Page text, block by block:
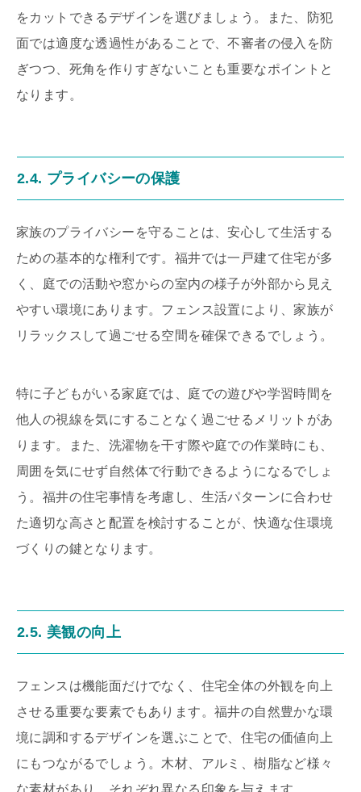
をカットできるデザインを選びましょう。また、防犯
面では適度な透過性があることで、不審者の侵入を防
ぎつつ、死角を作りすぎないことも重要なポイントと
なります。
2.4. プライバシーの保護
家族のプライバシーを守ることは、安心して生活する
ための基本的な権利です。福井では一戸建て住宅が多
く、庭での活動や窓からの室内の様子が外部から見え
やすい環境にあります。フェンス設置により、家族が
リラックスして過ごせる空間を確保できるでしょう。
特に子どもがいる家庭では、庭での遊びや学習時間を
他人の視線を気にすることなく過ごせるメリットがあ
ります。また、洗濯物を干す際や庭での作業時にも、
周囲を気にせず自然体で行動できるようになるでしょ
う。福井の住宅事情を考慮し、生活パターンに合わせ
た適切な高さと配置を検討することが、快適な住環境
づくりの鍵となります。
2.5. 美観の向上
フェンスは機能面だけでなく、住宅全体の外観を向上
させる重要な要素でもあります。福井の自然豊かな環
境に調和するデザインを選ぶことで、住宅の価値向上
にもつながるでしょう。木材、アルミ、樹脂など様々